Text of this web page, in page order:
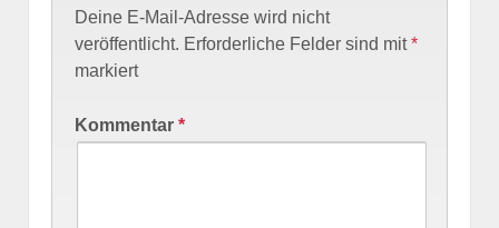
Deine E-Mail-Adresse wird nicht
veröffentlicht. Erforderliche Felder sind mit*
markiert
Kommentar *